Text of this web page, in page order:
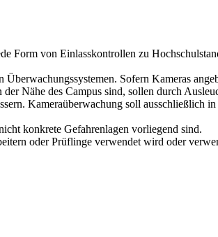
Form von Einlasskontrollen zu
Sofern Kameras
Nähe des Campus sind, sollen durch
Kameraüberwachung soll ausschließlich
konkrete Gefahrenlagen vorliegend sind.
oder Prüflinge verwendet wird oder